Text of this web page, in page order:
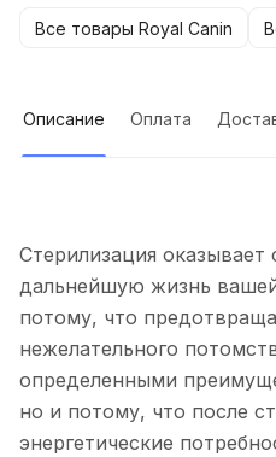
Все товары Royal Canin
Описание Оплата
Стерилизация оказывает
дальнейшую жизнь
потому, что
нежелательного
определенными
но и потому, что после
энергетические